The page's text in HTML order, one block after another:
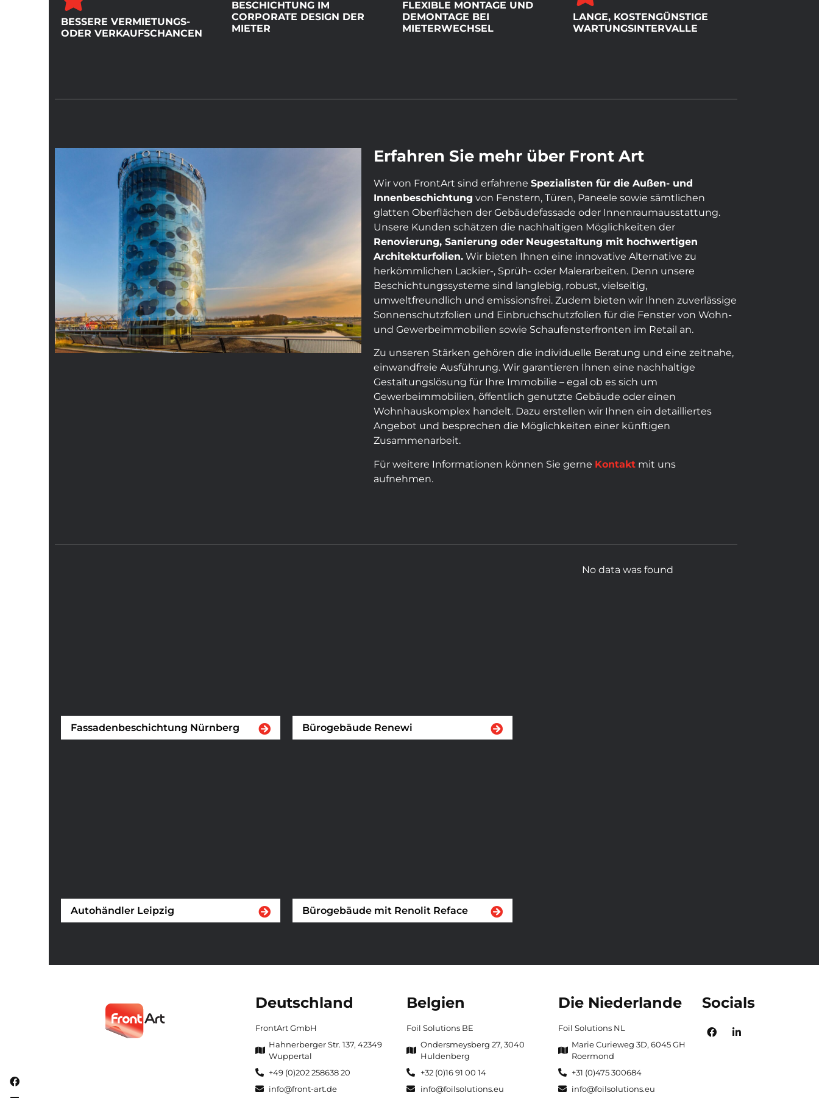
BESSERE VERMIETUNGS-
ODER VERKAUFSCHANCEN
BESCHICHTUNG IM
CORPORATE DESIGN DER
MIETER
FLEXIBLE MONTAGE UND
DEMONTAGE BEI
MIETERWECHSEL
LANGE, KOSTENGÜNSTIGE
WARTUNGSINTERVALLE
Erfahren Sie mehr über Front Art
Wir von FrontArt sind erfahreneSpezialisten für die Außen- und
Innenbeschichtung von Fenstern, Türen, Paneele sowie sämtlichen
glatten Oberflächen der Gebäudefassade oder Innenraumausstattung.
Unsere Kunden schätzen die nachhaltigen Möglichkeiten der
Renovierung, Sanierung oder Neugestaltung mit hochwertigen
Architekturfolien. Wir bieten Ihnen eine innovative Alternative zu
herkömmlichen Lackier-, Sprüh- oder Malerarbeiten. Denn unsere
Beschichtungssysteme sind langlebig, robust, vielseitig,
umweltfreundlich und emissionsfrei. Zudem bieten wir Ihnen zuverlässige
Sonnenschutzfolien und Einbruchschutzfolien für die Fenster von Wohn-
und Gewerbeimmobilien sowie Schaufensterfronten im Retail an.
Zu unseren Stärken gehören die individuelle Beratung und eine zeitnahe,
einwandfreie Ausführung. Wir garantieren Ihnen eine nachhaltige
Gestaltungslösung für Ihre Immobilie – egal ob es sich um
Gewerbeimmobilien, öffentlich genutzte Gebäude oder einen
Wohnhauskomplex handelt. Dazu erstellen wir Ihnen ein detailliertes
Angebot und besprechen die Möglichkeiten einer künftigen
Zusammenarbeit.
Für weitere Informationen können Sie gerne Kontakt mit uns
aufnehmen.
Fassadenbeschichtung Nürnberg Bürogebäude Renewi
Autohändler Leipzig Bürogebäude mit Renolit Reface
No data was found
Deutschland
FrontArt GmbH
Hahnerberger Str. 137, 42349
Wuppertal
+49 (0)202 258638 20
info@front-art.de
Belgien
Foil Solutions BE
Ondersmeysberg 27, 3040
Huldenberg
+32 (0)16 91 00 14
info@foilsolutions.eu
Die Niederlande
Foil Solutions NL
Marie Curieweg 3D, 6045 GH
Roermond
+31 (0)475 300684
info@foilsolutions.eu
Socials